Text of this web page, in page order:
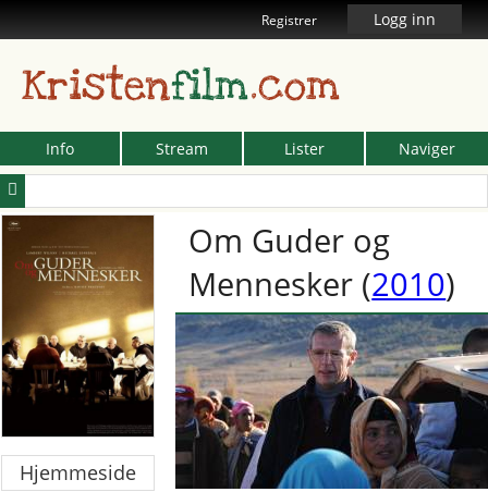
Registrer Logg inn
Kristenfilm.com
Info Stream Lister Naviger
Hjemmeside
Om Guder og
Mennesker (2010)